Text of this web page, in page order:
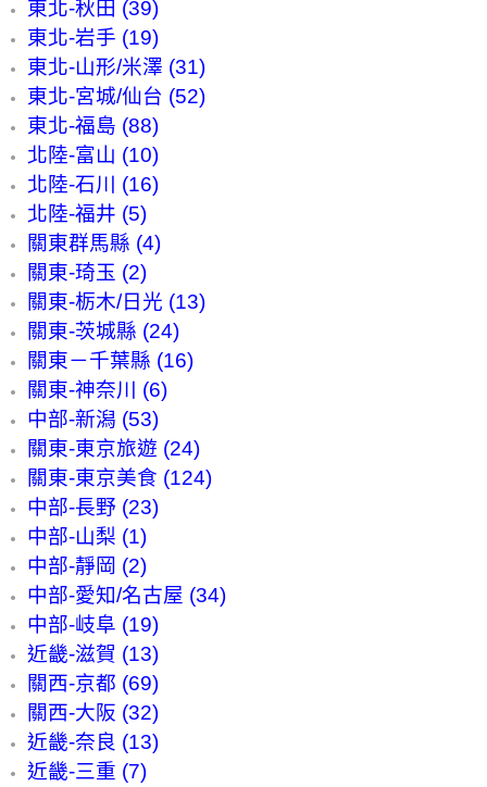
東北-秋田 (39)
東北-岩手 (19)
東北-山形/米澤 (31)
東北-宮城/仙台 (52)
東北-福島 (88)
北陸-富山 (10)
北陸-石川 (16)
北陸-福井 (5)
關東群馬縣 (4)
關東-琦玉 (2)
關東-栃木/日光 (13)
關東-茨城縣 (24)
關東－千葉縣 (16)
關東-神奈川 (6)
中部-新潟 (53)
關東-東京旅遊 (24)
關東-東京美食 (124)
中部-長野 (23)
中部-山梨 (1)
中部-靜岡 (2)
中部-愛知/名古屋 (34)
中部-岐阜 (19)
近畿-滋賀 (13)
關西-京都 (69)
關西-大阪 (32)
近畿-奈良 (13)
近畿-三重 (7)